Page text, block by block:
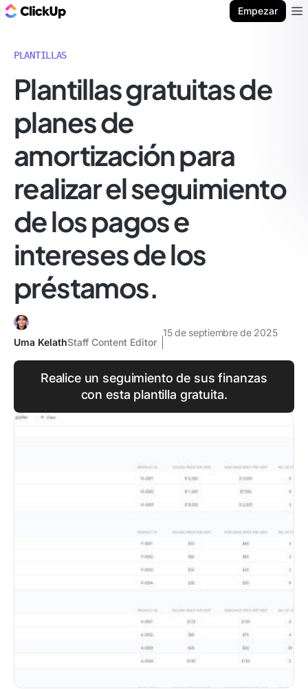
Empezar
PLANTILLAS
Plantillas gratuitas de
planes de
amortización para
realizar el seguimiento
de los pagos e
intereses de los
préstamos.
Uma KelathStaff Content Editor
15 de septiembre de 2025
Realice un seguimiento de sus finanzas
con esta plantilla gratuita.